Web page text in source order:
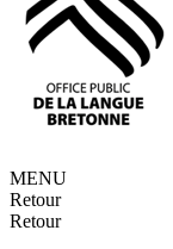
MENU
Retour
Retour